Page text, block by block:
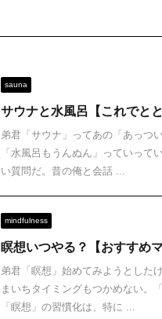
sauna
サウナと水風呂【これでとと
弟君「サウナ」ってあの「あっつ
「水風呂もうんぬん」っていっ
い質問だ。昔の俺と会話 ...
mindfulness
瞑想いつやる？【おすすめ
弟君「瞑想」始めてみようとした
まいちタイミングもつかめない。
「瞑想」の習慣化は、特に ...